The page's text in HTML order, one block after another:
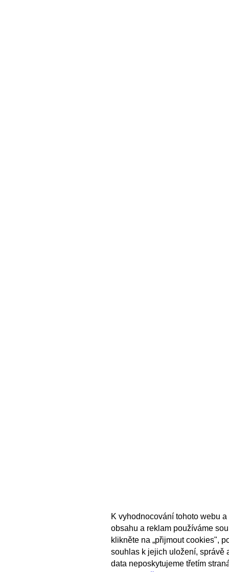
K vyhodnocování tohoto webu
obsahu a reklam používáme
klikněte na „přijmout cookies",
souhlas k jejich uložení, správě
data neposkytujeme třetím